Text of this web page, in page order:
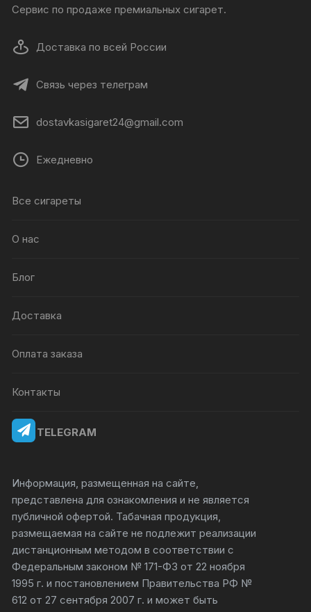
Сервис по продаже премиальных сигарет.
Доставка по всей России
Связь через телеграм
dostavkasigaret24@gmail.com
Ежедневно
Все сигареты
О нас
Блог
Доставка
Оплата заказа
Контакты
TELEGRAM
Информация, размещенная на сайте,
представлена для ознакомления и не является
публичной офертой. Табачная продукция,
размещаемая на сайте не подлежит реализации
дистанционным методом в соответствии с
Федеральным законом № 171-ФЗ от 22 ноября
1995 г. и постановлением Правительства РФ №
612 от 27 сентября 2007 г. и может быть